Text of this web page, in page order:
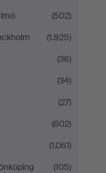
(502)
(1.925)
(36)
(34)
(27)
(602)
(1.061)
(105)